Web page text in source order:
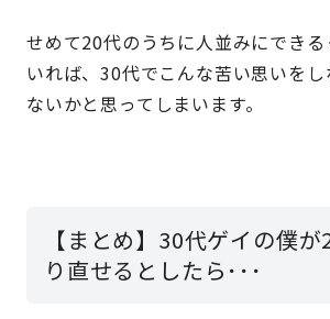
せめて20代のうちに人並みにできる
いれば、30代でこんな苦い思いを
ないかと思ってしまいます。
【まとめ】30代ゲイの僕
り直せるとしたら･･･